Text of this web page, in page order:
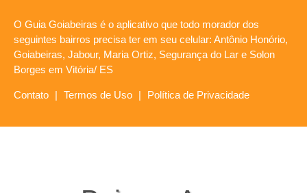
O Guia Goiabeiras é o aplicativo que todo morador dos
seguintes bairros precisa ter em seu celular: Antônio Honório,
Goiabeiras, Jabour, Maria Ortiz, Segurança do Lar e Solon
Borges em Vitória/ ES
Contato | Termos de Uso | Política de Privacidade